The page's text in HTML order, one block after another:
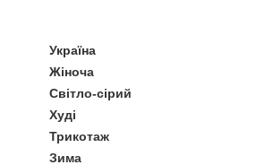
Україна
Жіноча
Світло-сірий
Худі
Трикотаж
Зима